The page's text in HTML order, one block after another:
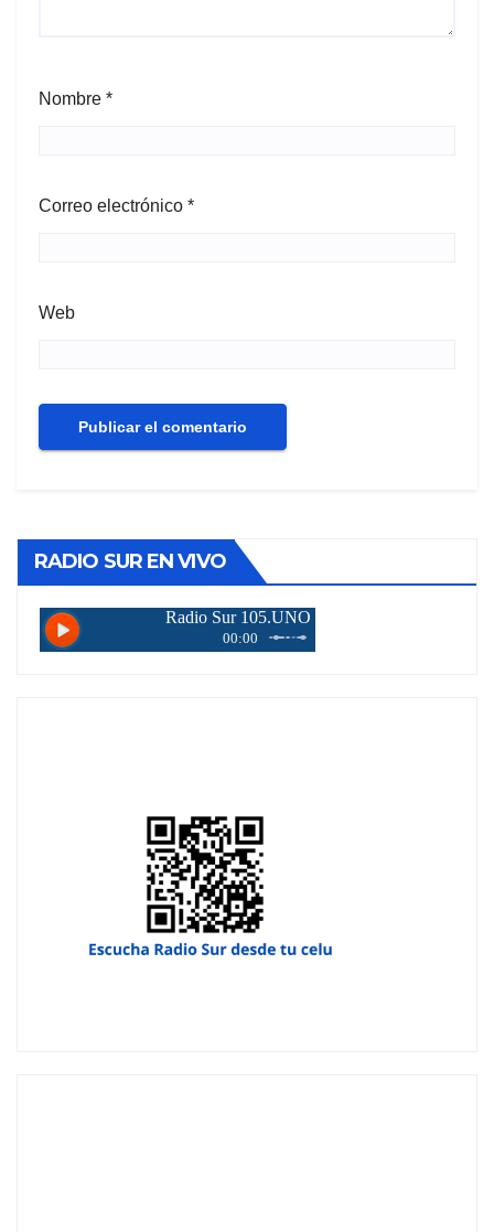
Nombre *
Correo electrónico *
Web
RADIO SUR EN VIVO